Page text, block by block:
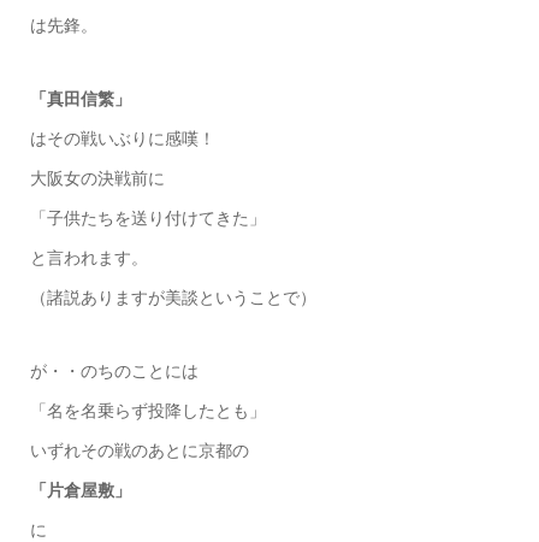
は先鋒。
「真田信繁」
はその戦いぶりに感嘆！
大阪女の決戦前に
「子供たちを送り付けてきた」
と言われます。
（諸説ありますが美談ということで）
が・・のちのことには
「名を名乗らず投降したとも」
いずれその戦のあとに京都の
「片倉屋敷」
に